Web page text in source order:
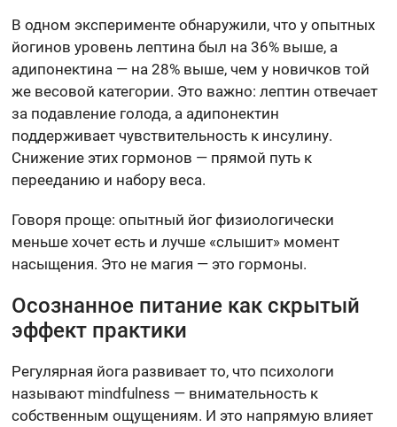
В одном эксперименте обнаружили, что у опытных
йогинов уровень лептина был на 36% выше, а
адипонектина — на 28% выше, чем у новичков той
же весовой категории. Это важно: лептин отвечает
за подавление голода, а адипонектин
поддерживает чувствительность к инсулину.
Снижение этих гормонов — прямой путь к
перееданию и набору веса.
Говоря проще: опытный йог физиологически
меньше хочет есть и лучше «слышит» момент
насыщения. Это не магия — это гормоны.
Осознанное питание как скрытый
эффект практики
Регулярная йога развивает то, что психологи
называют mindfulness — внимательность к
собственным ощущениям. И это напрямую влияет